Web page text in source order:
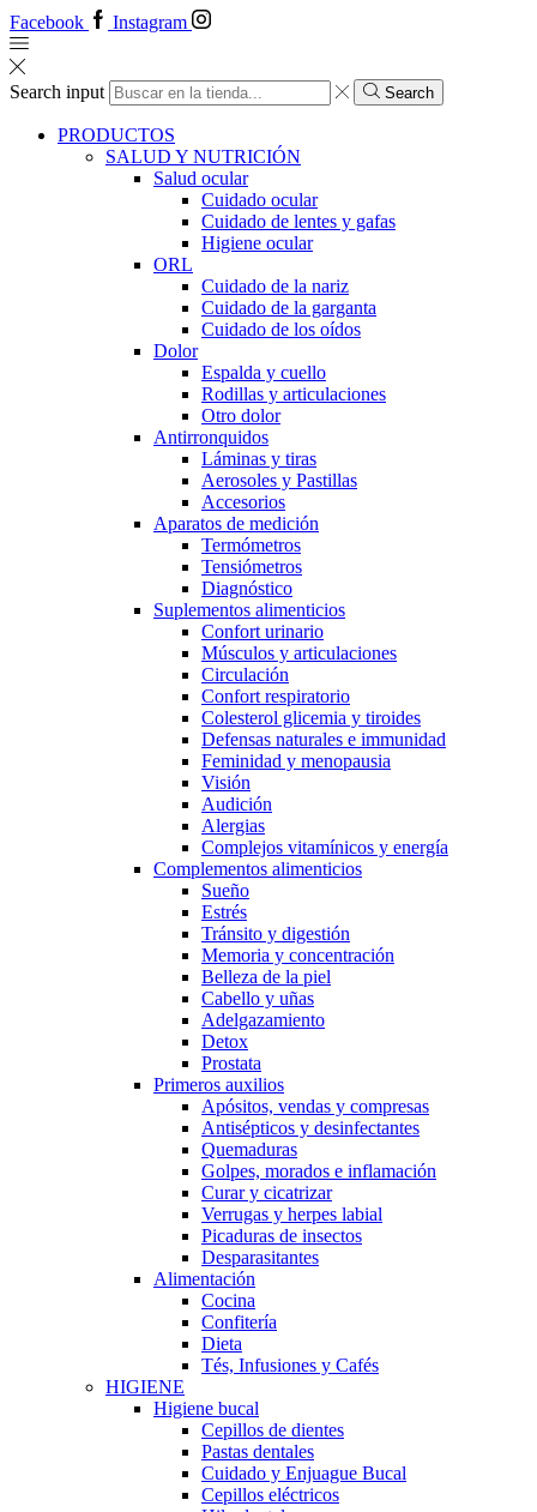
Facebook Instagram
Search input Search
PRODUCTOS
SALUD Y NUTRICIÓN
Salud ocular
Cuidado ocular
Cuidado de lentes y gafas
Higiene ocular
ORL
​​Cuidado de la nariz
​​Cuidado de la garganta
​​Cuidado de los oídos
Dolor
Espalda y cuello
Rodillas y articulaciones
Otro dolor
Antirronquidos
Láminas y tiras
Aerosoles y Pastillas
Accesorios
Aparatos de medición
Termómetros
Tensiómetros
Diagnóstico
Suplementos alimenticios
Confort urinario
Músculos y articulaciones
Circulación
Confort respiratorio
Colesterol glicemia y tiroides
Defensas naturales e immunidad
Feminidad y menopausia
Visión
Audición
Alergias
Complejos vitamínicos y energía
Complementos alimenticios
Sueño
Estrés
Tránsito y digestión
Memoria y concentración
Belleza de la piel
Cabello y uñas
Adelgazamiento
Detox
Prostata
Primeros auxilios
Apósitos, vendas y compresas
Antisépticos y desinfectantes
Quemaduras
Golpes, morados e inflamación
Curar y cicatrizar
Verrugas y herpes labial
Picaduras de insectos
Desparasitantes
Alimentación
Cocina
Confitería
Dieta
Tés, Infusiones y Cafés
HIGIENE
Higiene bucal
Cepillos de dientes
Pastas dentales
Cuidado y Enjuague Bucal
Cepillos eléctricos